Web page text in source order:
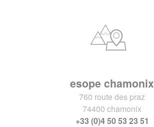
esope chamonix
760 route des praz
74400 chamonix
+33 (0)4 50 53 23 51